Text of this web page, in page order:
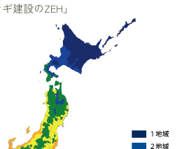
ギ建設のZEH」